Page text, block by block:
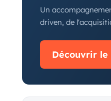
Un
driven, de
Découvrir